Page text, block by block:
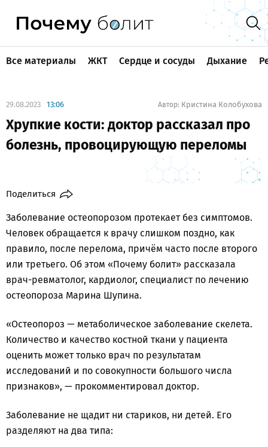
Все материалы ЖКТ Сердце и сосуды Дыхание
29.08.2023 13:06 Автор: Кристина Колобухова
Хрупкие кости: доктор рассказал про
болезнь, провоцирующую переломы
Поделиться
Заболевание остеопорозом протекает без симптомов.
Человек обращается к врачу слишком поздно, как
правило, после перелома, причём часто после второго
или третьего. Об этом «Почему болит» рассказала
врач-ревматолог, кардиолог, специалист по лечению
остеопороза Марина Шупина.
«Остеопороз — метаболическое заболевание скелета.
Количество и качество костной ткани у пациента
оценить может только врач по результатам
исследований и по совокупности большого числа
признаков», — прокомментировал доктор.
Заболевание не щадит ни стариков, ни детей. Его
разделяют на два типа: